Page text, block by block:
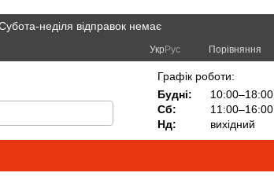
неділя відправок немає
Укр Рус Порівняння
Графік роботи:
Будні:
10:00–18:00
Сб:
11:00–16:00
Нд:
вихідний